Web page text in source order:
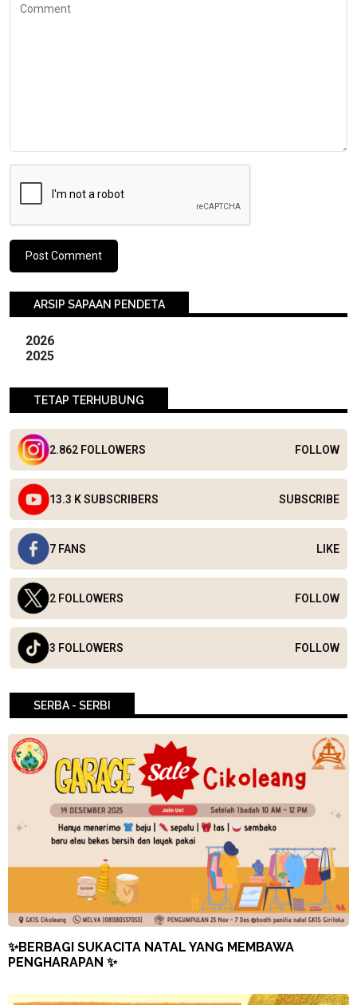
Comment
ARSIP SAPAAN PENDETA
2026
2025
TETAP TERHUBUNG
2.862 FOLLOWERS FOLLOW
13.3 K SUBSCRIBERS SUBSCRIBE
7 FANS LIKE
2 FOLLOWERS FOLLOW
3 FOLLOWERS FOLLOW
SERBA - SERBI
✨BERBAGI SUKACITA NATAL YANG MEMBAWA
PENGHARAPAN ✨